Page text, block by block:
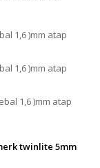
1,6 )mm atap
1,6 )mm atap
1,6 )mm atap
twinlite 5mm